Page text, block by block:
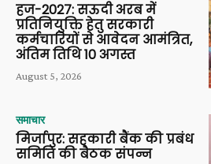
हज-2027: सऊदी अरब में
प्रतिनियुक्ति हेतु सरकारी
कर्मचारियों से आवेदन आमंत्रित,
अंतिम तिथि 10 अगस्त
August 5, 2026
समाचार
मिर्जापुर: सहकारी बैंक की प्रबंध
समिति की बैठक संपन्न